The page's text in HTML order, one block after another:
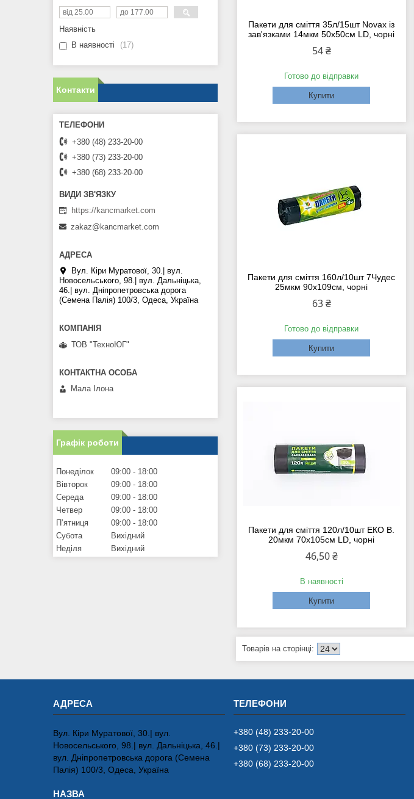
Пакети для сміття 35л/15шт Novax із
зав'язками 14мкм 50х50см LD, чорні
54 ₴
Готово до відправки
Купити
Пакети для сміття 160л/10шт 7Чудес
25мкм 90х109см, чорні
63 ₴
Готово до відправки
Купити
Пакети для сміття 120л/10шт ЕКО B.
20мкм 70х105см LD, чорні
46,50 ₴
В наявності
Купити
Наявність
В наявності
17
Контакти
+380 (48) 233-20-00
+380 (73) 233-20-00
+380 (68) 233-20-00
https://kancmarket.com
zakaz@kancmarket.com
Вул. Кіри Муратової, 30.| вул.
Новосельського, 98.| вул. Дальніцька,
46.| вул. Дніпропетровська дорога
(Семена Палія) 100/3, Одеса, Україна
ТОВ "ТехноЮГ"
Мала Iлона
Графік роботи
Понеділок 09:00
18:00
Вівторок
09:00
18:00
Середа
09:00
18:00
Четвер
09:00
18:00
Пʼятниця
09:00
18:00
Субота
Вихідний
Неділя
Вихідний
Вул. Кіри Муратової, 30.| вул.
Новосельського, 98.| вул. Дальніцька, 46.|
вул. Дніпропетровська дорога (Семена
Палія) 100/3, Одеса, Україна
+380 (48) 233-20-00
+380 (73) 233-20-00
+380 (68) 233-20-00